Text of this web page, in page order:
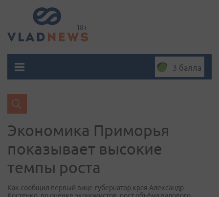
3 балла
Экономика Приморья
показывает высокие
темпы роста
Как сообщил первый вице-губернатор края Александр